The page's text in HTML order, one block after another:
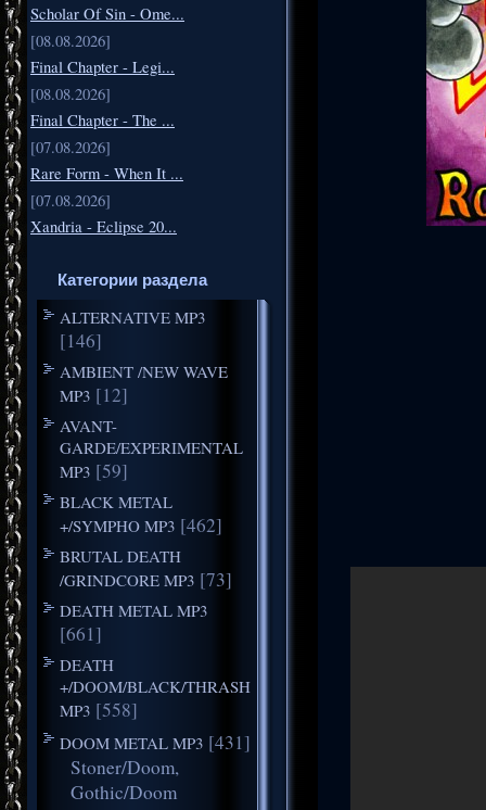
Scholar Of Sin - Ome...
[08.08.2026]
Final Chapter - Legi...
[08.08.2026]
Final Chapter - The ...
[07.08.2026]
Rare Form - When It ...
[07.08.2026]
Xandria - Eclipse 20...
Категории раздела
ALTERNATIVE MP3
[146]
AMBIENT /NEW WAVE
MP3 [12]
AVANT-
GARDE/EXPERIMENTAL
MP3 [59]
BLACK METAL
+/SYMPHO MP3 [462]
BRUTAL DEATH
/GRINDCORE MP3 [73]
DEATH METAL MP3
[661]
DEATH
+/DOOM/BLACK/THRASH
MP3 [558]
DOOM METAL MP3 [431]
Stoner/Doom,
Gothic/Doom